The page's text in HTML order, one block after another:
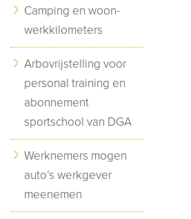
Camping en woon-
werkkilometers
Arbovrijstelling voor
personal training en
abonnement
sportschool van DGA
Werknemers mogen
auto’s werkgever
meenemen